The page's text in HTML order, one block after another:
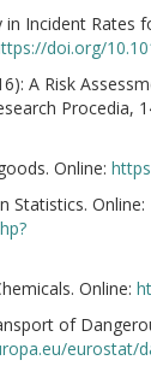
Incident Rates
doi.org/
A Risk
Procedia,
Online:
Statistics. Online:
Online:
of
eurostat/